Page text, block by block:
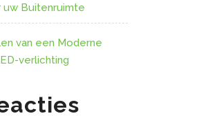
uw Buitenruimte
van een Moderne
verlichting